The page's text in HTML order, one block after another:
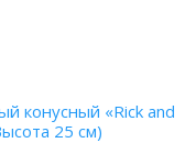
конусный «Rick and
25 см)